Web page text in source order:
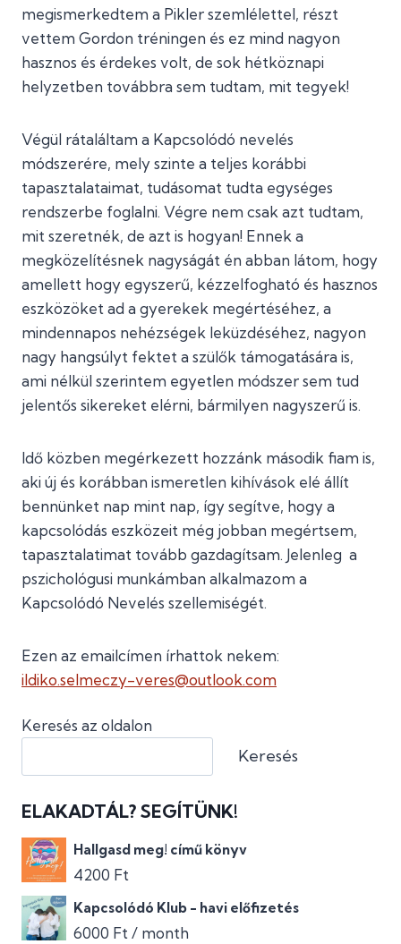
megismerkedtem a Pikler szemlélettel, részt
vettem Gordon tréningen és ez mind nagyon
hasznos és érdekes volt, de sok hétköznapi
helyzetben továbbra sem tudtam, mit tegyek!
Végül rátaláltam a Kapcsolódó nevelés
módszerére, mely szinte a teljes korábbi
tapasztalataimat, tudásomat tudta egységes
rendszerbe foglalni. Végre nem csak azt tudtam,
mit szeretnék, de azt is hogyan! Ennek a
megközelítésnek nagyságát én abban látom, hogy
amellett hogy egyszerű, kézzelfogható és hasznos
eszközöket ad a gyerekek megértéséhez, a
mindennapos nehézségek leküzdéséhez, nagyon
nagy hangsúlyt fektet a szülők támogatására is,
ami nélkül szerintem egyetlen módszer sem tud
jelentős sikereket elérni, bármilyen nagyszerű is.
Idő közben megérkezett hozzánk második fiam is,
aki új és korábban ismeretlen kihívások elé állít
bennünket nap mint nap, így segítve, hogy a
kapcsolódás eszközeit még jobban megértsem,
tapasztalatimat tovább gazdagítsam. Jelenleg a
pszichológusi munkámban alkalmazom a
Kapcsolódó Nevelés szellemiségét.
Ezen az emailcímen írhattok nekem:
ildiko.selmeczy-veres@outlook.com
Keresés az oldalon
Keresés
ELAKADTÁL? SEGÍTÜNK!
Hallgasd meg! című könyv
4200 Ft
Kapcsolódó Klub - havi előfizetés
6000 Ft / month